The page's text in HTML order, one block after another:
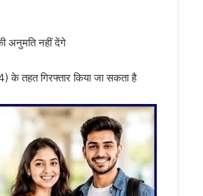
अनुमति नहीं देंगे
के तहत गिरफ्तार किया जा सकता है